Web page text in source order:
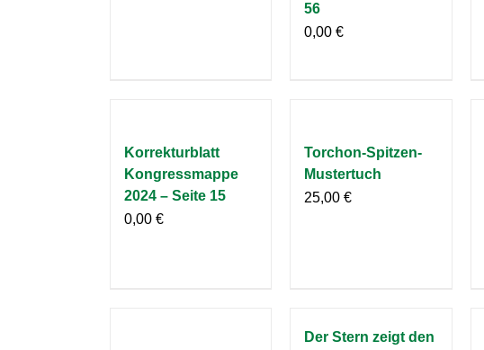
56
0,00€
Korrekturblatt
Kongressmappe
2024 – Seite 15
0,00 €
Torchon-Spitzen-
Mustertuch
25,00€
Der Stern zeigt den